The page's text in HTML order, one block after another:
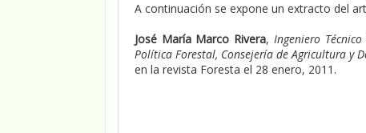
A continuación se expone un extracto del
José María Marco Rivera, Ingeniero
Política Forestal, Consejería de Agricultura y
en la revista Foresta el 28 enero, 2011.